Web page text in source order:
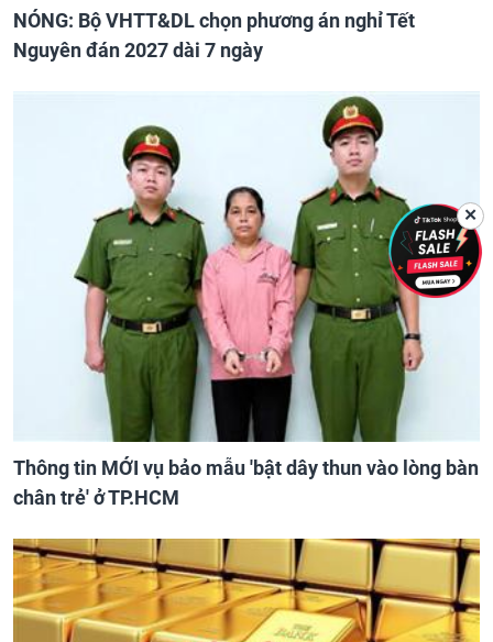
NÓNG: Bộ VHTT&DL chọn phương án nghỉ Tết
Nguyên đán 2027 dài 7 ngày
Thông tin MỚI vụ bảo mẫu 'bật dây thun vào lòng bàn
chân trẻ' ở TP.HCM
✕